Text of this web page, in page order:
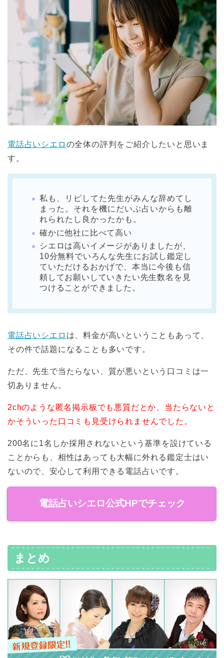
電話占いシエロ の全体の評判をご紹介したいと思いま
す。
私も、リピしてた先生がみんな辞めてし
まった。それを機にだいぶ占いからも離
れられたし良かったかも。
確かに他社に比べて高い
シエロは高いイメージがありましたが、
10分無料でいろんな先生にお試し鑑定し
ていただけるおかげで、本当に今後も信
頼してお願いしていきたい先生数名を見
つけることができました。
電話占いシエロ は、料金が高いということもあって、
その件で話題になることも多いです。
ただ、先生で当たらない、質が悪いという口コミは一
切ありません。
2chのような匿名掲示板でも悪質だとか、当たらないと
かそういった口コミも見受けられませんでした。
200名に1名しか採用されないという基準を設けている
ことからも、相性はあっても大幅に外れる鑑定士はい
ないので、安心して利用できる電話占いです。
電話占いシエロ公式HPでチェック
まとめ